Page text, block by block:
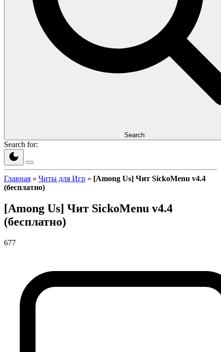
Search
Search for:
Главная » Читы для Игр » [Among Us] Чит SickoMenu v4.4
(бесплатно)
[Among Us] Чит SickoMenu v4.4
(бесплатно)
677